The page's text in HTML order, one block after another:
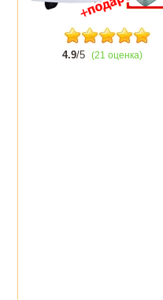
4.9/5 (21 оценка)